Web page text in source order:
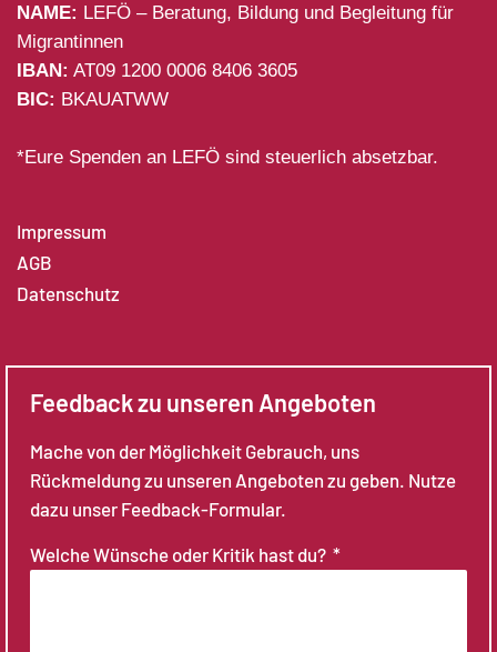
NAME: LEFÖ – Beratung, Bildung und Begleitung für
Migrantinnen
IBAN: AT09 1200 0006 8406 3605
BIC: BKAUATWW
*Eure Spenden an LEFÖ sind steuerlich absetzbar.
Impressum
AGB
Datenschutz
Feedback zu unseren Angeboten
Mache von der Möglichkeit Gebrauch, uns
Rückmeldung zu unseren Angeboten zu geben. Nutze
dazu unser Feedback-Formular.
Welche Wünsche oder Kritik hast du?